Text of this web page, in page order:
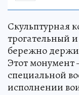
Скульптурная
трогательный
бережно
Этот
специальной
исполнении